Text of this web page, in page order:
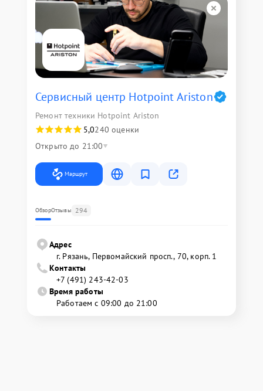
Сервисный центр Hotpoint Ariston
Ремонт техники Hotpoint Ariston
5,0240 оценки
Открыто до 21:00
Маршрут
ОбзорОтзывы 294
Адрес
г. Рязань, Первомайский просп., 70, корп. 1
Контакты
+7 (491) 243-42-03
Время работы
Работаем с 09:00 до 21:00